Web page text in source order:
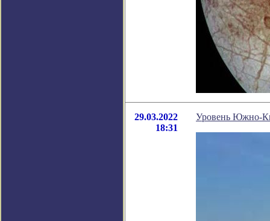
29.03.2022
18:31
Уровень Южно-